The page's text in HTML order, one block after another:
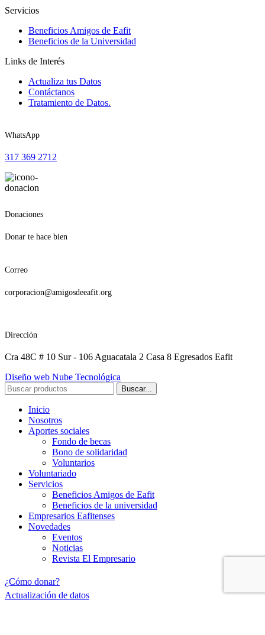
Servicios
Beneficios Amigos de Eafit
Beneficios de la Universidad
Links de Interés
Actualiza tus Datos
Contáctanos
Tratamiento de Datos.
WhatsApp
317 369 2712
Donaciones
Donar te hace bien
Correo
corporacion@amigosdeeafit.org
Dirección
Cra 48C # 10 Sur - 106 Aguacatala 2 Casa 8 Egresados Eafit
Diseño web Nube Tecnológica
Buscar...
Inicio
Nosotros
Aportes sociales
Fondo de becas
Bono de solidaridad
Voluntarios
Voluntariado
Servicios
Beneficios Amigos de Eafit
Beneficios de la universidad
Empresarios Eafitenses
Novedades
Eventos
Noticias
Revista El Empresario
¿Cómo donar?
Actualización de datos